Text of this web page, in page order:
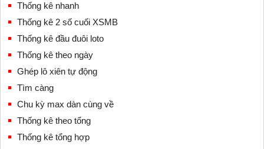
Thống kê nhanh
Thống kê 2 số cuối XSMB
Thống kê đầu đuôi loto
Thống kê theo ngày
Ghép lô xiên tự động
Tìm càng
Chu kỳ max dàn cùng về
Thống kê theo tổng
Thống kê tổng hợp